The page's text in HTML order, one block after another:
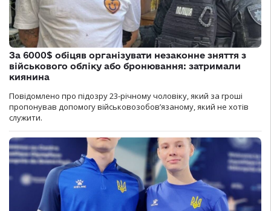
За 6000$ обіцяв організувати незаконне зняття з
військового обліку або бронювання: затримали
киянина
Повідомлено про підозру 23-річному чоловіку, який за гроші
пропонував допомогу військовозобов’язаному, який не хотів
служити.